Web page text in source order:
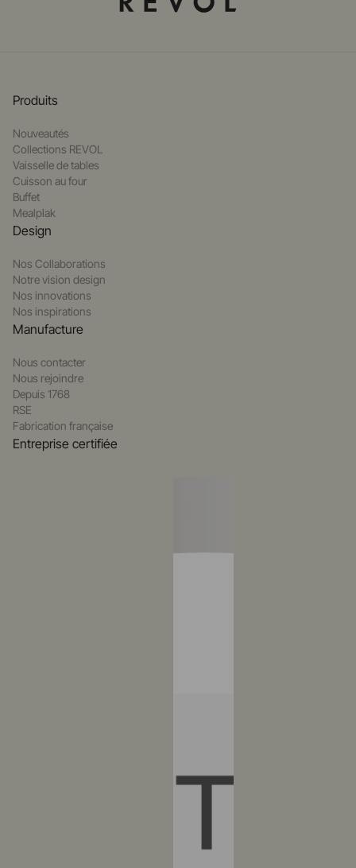
Produits
Nouveautés
Collections REVOL
Vaisselle de tables
Cuisson au four
Buffet
Mealplak
Design
Nos Collaborations
Notre vision design
Nos innovations
Nos inspirations
Manufacture
Nous contacter
Nous rejoindre
Depuis 1768
RSE
Fabrication française
Entreprise certifiée